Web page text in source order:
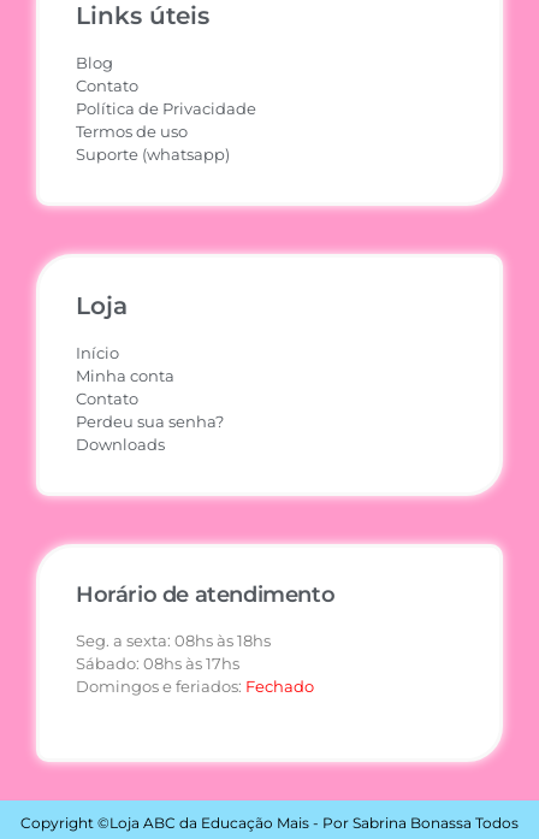
Links úteis
Blog
Contato
Política de Privacidade
Termos de uso
Suporte (whatsapp)
Loja
Início
Minha conta
Contato
Perdeu sua senha?
Downloads
Horário de atendimento
Seg. a sexta: 08hs às 18hs
Sábado: 08hs às 17hs
Domingos e feriados: Fechado
Copyright ©Loja ABC da Educação Mais - Por Sabrina Bonassa Todos